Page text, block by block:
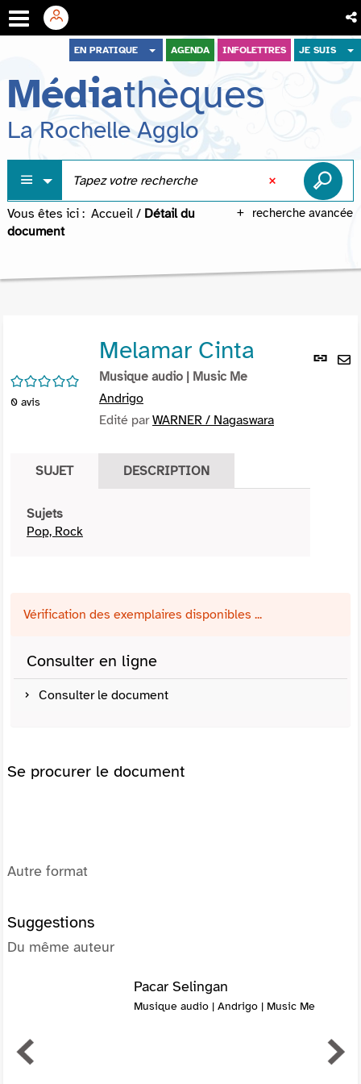
menu
contenu
recherche
EN PRATIQUE AGENDA INFOLETTRES JE SUIS
Médiathèques
La Rochelle Agglo
recherche avancée
Vous êtes ici : Accueil / Détail du
document
Lien
/5
0 avis
Melamar Cinta
Musique audio | Music Me
Andrigo
Edité parWARNER / Nagaswara
SUJET DESCRIPTION
Sujets
Pop, Rock
Vérification des exemplaires disponibles ...
Consulter en ligne
Consulter le document
Se procurer le document
Autre format
Suggestions
Du même auteur
Pacar Selingan
Musique audio | Andrigo | Music Me